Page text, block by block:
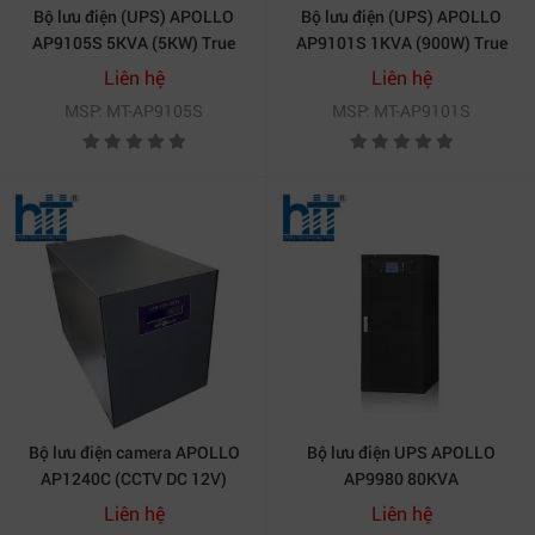
2.2. Công nghệ DSP và hệ số công suất cao
Sản phẩm được trang bị công nghệ xử lý tín hiệu số
DSP tiên tiến, cho khả năng tính toán nhanh và chính
xác, nâng cao độ ổn định của hệ thống. Đồng thời, hệ
số công suất đầu vào lớn hơn hoặc bằng 0.99 giúp
tầng nguồn.
Bộ lưu điện (UPS) APOLLO
AP9105S 5KVA (5KW) True
Online
Liên hệ
MSP: MT-AP9105S
Bộ lưu điện (UPS) APOLLO
AP9101S 1KVA (900W) True
Online
Liên hệ
MSP: MT-AP9101S
Bộ lưu điện camera APOLLO
AP1240C (CCTV DC 12V)
Liên hệ
Bộ lưu điện UPS APOLLO
AP9980 80KVA
Liên hệ